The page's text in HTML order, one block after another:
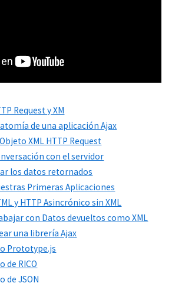
Request y XM
de una aplicación Ajax
XML HTTP Request
con el servidor
los datos retornados
Primeras Aplicaciones
y HTTP Asincrónico sin XML
con Datos devueltos como XML
una librería Ajax
Prototype.js
de RICO
de JSON